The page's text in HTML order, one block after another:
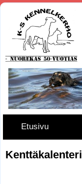
Etusivu
Kenttäkalenteri